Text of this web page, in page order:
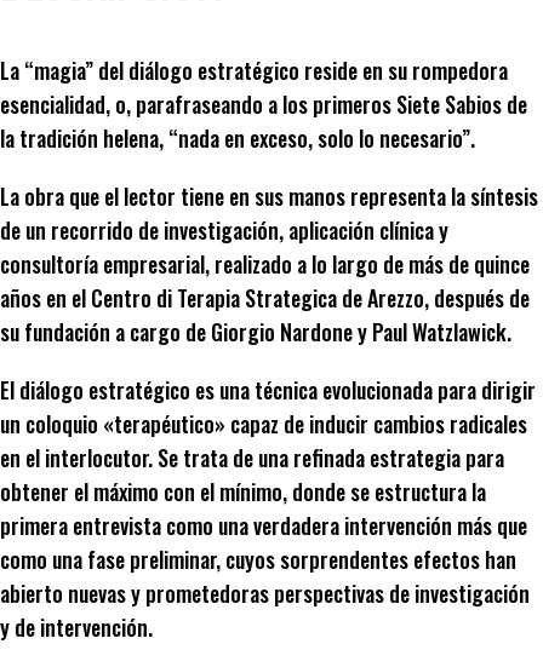
La “magia” del diálogo estratégico reside en su rompedora
esencialidad, o, parafraseando a los primeros Siete Sabios de
la tradición helena, “nada en exceso, solo lo necesario”.
La obra que el lector tiene en sus manos representa la síntesis
de un recorrido de investigación, aplicación clínica y
consultoría empresarial, realizado a lo largo de más de quince
años en el Centro di Terapia Strategica de Arezzo, después de
su fundación a cargo de Giorgio Nardone y Paul Watzlawick.
El diálogo estratégico es una técnica evolucionada para dirigir
un coloquio «terapéutico» capaz de inducir cambios radicales
en el interlocutor. Se trata de una refinada estrategia para
obtener el máximo con el mínimo, donde se estructura la
primera entrevista como una verdadera intervención más que
como una fase preliminar, cuyos sorprendentes efectos han
abierto nuevas y prometedoras perspectivas de investigación
y de intervención.